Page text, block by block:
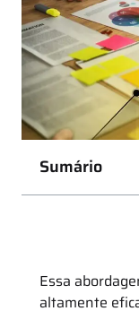
Sumário
Essa
altamente